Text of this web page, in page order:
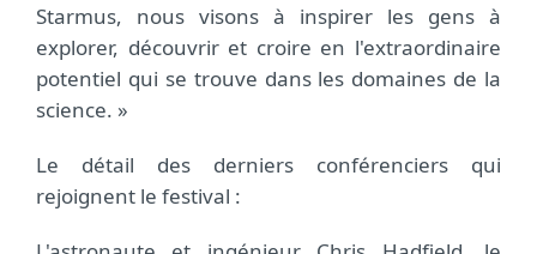
Starmus, nous visons à inspirer les gens à
explorer, découvrir et croire en l'extraordinaire
potentiel qui se trouve dans les domaines de la
science. »
Le détail des derniers conférenciers qui
rejoignent le festival :